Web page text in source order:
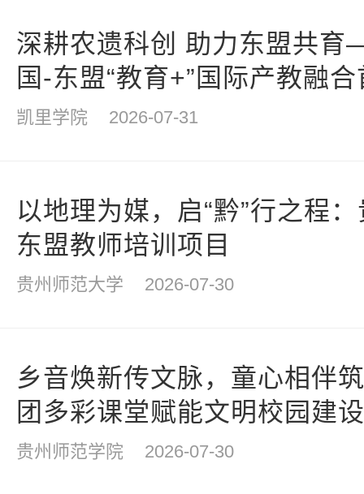
深耕农遗科创 助力东盟共
国-东盟“教育+”国际产教融
凯里学院 2026-07-31
以地理为媒，启“黔”行之程
东盟教师培训项目
贵州师范大学 2026-07-30
乡音焕新传文脉，童心相伴
团多彩课堂赋能文明校园建设
贵州师范学院 2026-07-30